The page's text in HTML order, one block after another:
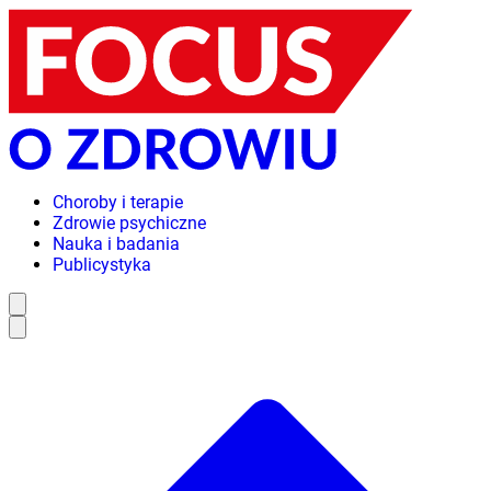
Choroby i terapie
Zdrowie psychiczne
Nauka i badania
Publicystyka